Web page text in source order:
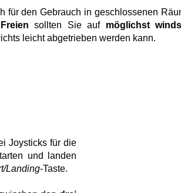
für den Gebrauch in geschlossenen
sollten Sie auf möglichst
leicht abgetrieben werden kann.
Joysticks für die
und landen
Landing-Taste.